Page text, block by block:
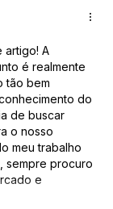
artigo! A
é realmente
tão bem
do
de buscar
o nosso
meu trabalho
sempre procuro
e